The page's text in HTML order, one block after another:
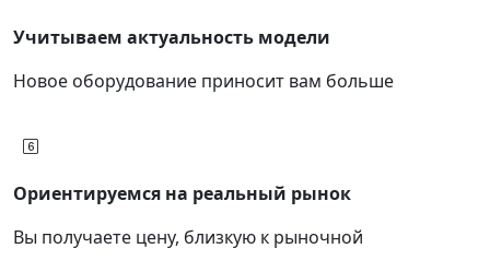
Учитываем актуальность модели
Новое оборудование приносит вам больше
Ориентируемся на реальный рынок
Вы получаете цену, близкую к рыночной